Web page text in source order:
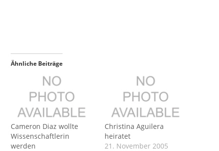
Ähnliche Beiträge
Cameron Diaz wollte
Wissenschaftlerin
werden
Christina Aguilera
heiratet
21. November 2005